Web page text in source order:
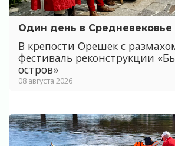
Один день в Средневековье
В крепости Орешек с
фестиваль реконструкции
остров»
08 августа 2026